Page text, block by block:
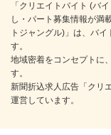
「クリエイトバイト (バ
し・パート募集情報が満
トジャングル)」は、バ
す。
地域密着をコンセプトに
す。
新聞折込求人広告「クリ
運営しています。